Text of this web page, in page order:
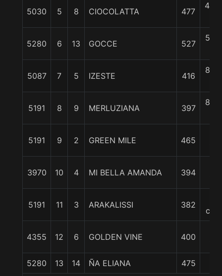
5030 5 8 CIOCOLATTA 477
4 3/
5280 6 13 GOCCE 527
5 1/
5087 7 5 IZESTE 416
8 1/
5191 8 9 MERLUZIANA 397
8 1/
5191 9 2 GREEN MILE 465
3970 10 4 MI BELLA AMANDA 394
5191 11 3 ARAKALISSI 382
4355 12 6 GOLDEN VINE 400
5280 13 14 ÑA ELIANA 475